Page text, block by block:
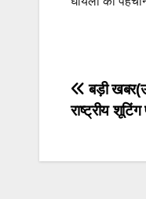
Post
बड़ी
राष्ट्रीय